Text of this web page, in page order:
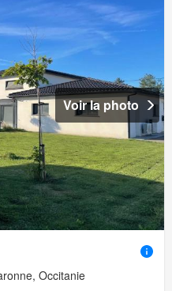
Voir la photo
Occitanie